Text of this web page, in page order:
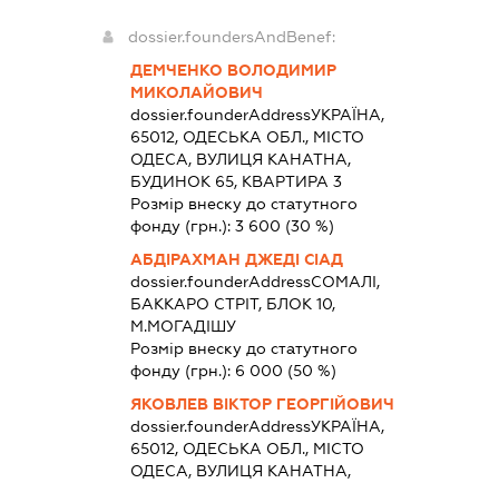
dossier.foundersAndBenef:
ДЕМЧЕНКО ВОЛОДИМИР
МИКОЛАЙОВИЧ
dossier.founderAddressУКРАЇНА,
65012, ОДЕСЬКА ОБЛ., МІСТО
ОДЕСА, ВУЛИЦЯ КАНАТНА,
БУДИНОК 65, КВАРТИРА 3
Розмір внеску до статутного
фонду (грн.): 3 600 (30 %)
АБДІРАХМАН ДЖЕДІ СІАД
dossier.founderAddressСОМАЛІ,
БАККАРО СТРІТ, БЛОК 10,
М.МОГАДІШУ
Розмір внеску до статутного
фонду (грн.): 6 000 (50 %)
ЯКОВЛЕВ ВІКТОР ГЕОРГІЙОВИЧ
dossier.founderAddressУКРАЇНА,
65012, ОДЕСЬКА ОБЛ., МІСТО
ОДЕСА, ВУЛИЦЯ КАНАТНА,